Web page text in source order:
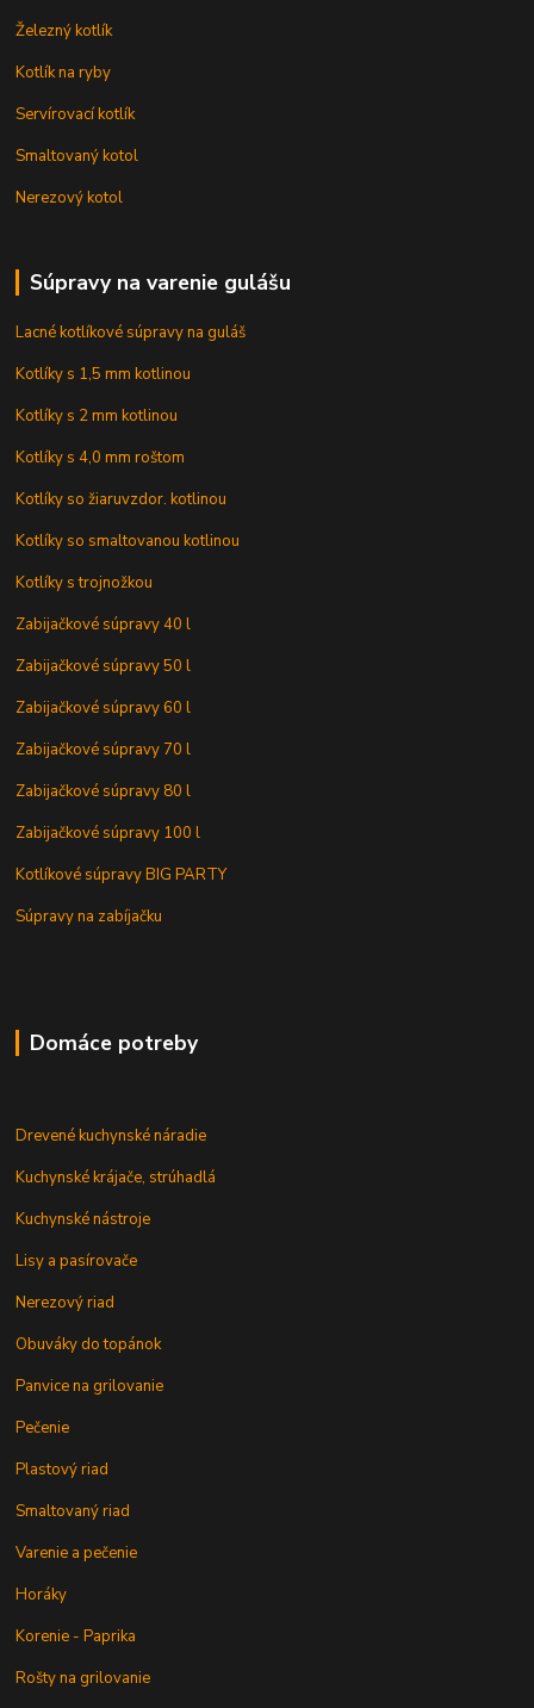
Železný kotlík
Kotlík na ryby
Servírovací kotlík
Smaltovaný kotol
Nerezový kotol
Súpravy na varenie gulášu
Lacné kotlíkové súpravy na guláš
Kotlíky s 1,5 mm kotlinou
Kotlíky s 2 mm kotlinou
Kotlíky s 4,0 mm roštom
Kotlíky so žiaruvzdor. kotlinou
Kotlíky so smaltovanou kotlinou
Kotlíky s trojnožkou
Zabijačkové súpravy 40 l
Zabijačkové súpravy 50 l
Zabijačkové súpravy 60 l
Zabijačkové súpravy 70 l
Zabijačkové súpravy 80 l
Zabijačkové súpravy 100 l
Kotlíkové súpravy BIG PARTY
Súpravy na zabíjačku
Domáce potreby
Drevené kuchynské náradie
Kuchynské krájače, strúhadlá
Kuchynské nástroje
Lisy a pasírovače
Nerezový riad
Obuváky do topánok
Panvice na grilovanie
Pečenie
Plastový riad
Smaltovaný riad
Varenie a pečenie
Horáky
Korenie - Paprika
Rošty na grilovanie